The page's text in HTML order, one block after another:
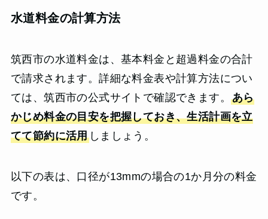
水道料金の計算方法
筑西市の水道料金は、基本料金と超過料金の合計
で請求されます。詳細な料金表や計算方法につい
ては、筑西市の公式サイトで確認できます。 あら
かじめ料金の目安を把握しておき、生活計画を立
てて節約に活用しましょう。
以下の表は、口径が13mmの場合の1か月分の料金
です。